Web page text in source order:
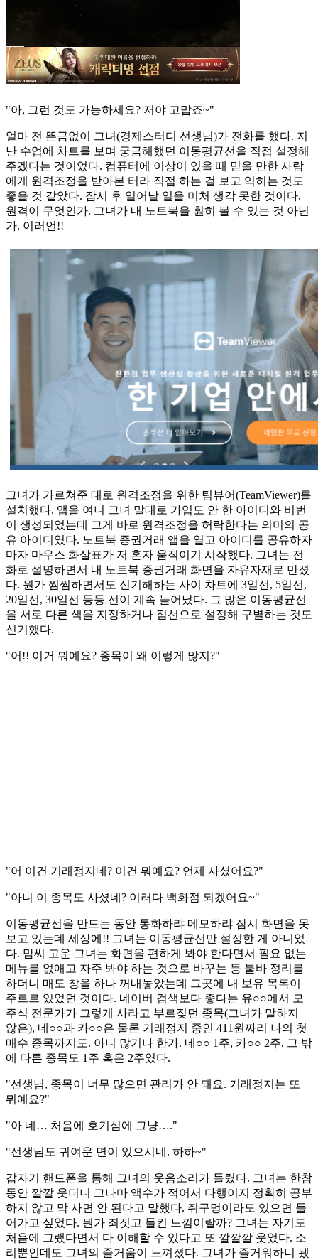
"아, 그런 것도 가능하세요? 저야 고맙죠~"
얼마 전 뜬금없이 그녀(경제스터디 선생님)가 전화를 했다. 지
난 수업에 차트를 보며 궁금해했던 이동평균선을 직접 설정해
주겠다는 것이었다. 컴퓨터에 이상이 있을 때 믿을 만한 사람
에게 원격조정을 받아본 터라 직접 하는 걸 보고 익히는 것도
좋을 것 같았다. 잠시 후 일어날 일을 미처 생각 못한 것이다.
원격이 무엇인가. 그녀가 내 노트북을 훤히 볼 수 있는 것 아닌
가. 이러언!!
그녀가 가르쳐준 대로 원격조정을 위한 팀뷰어(TeamViewer)를
설치했다. 앱을 여니 그녀 말대로 가입도 안 한 아이디와 비번
이 생성되었는데 그게 바로 원격조정을 허락한다는 의미의 공
유 아이디였다. 노트북 증권거래 앱을 열고 아이디를 공유하자
마자 마우스 화살표가 저 혼자 움직이기 시작했다. 그녀는 전
화로 설명하면서 내 노트북 증권거래 화면을 자유자재로 만졌
다. 뭔가 찜찜하면서도 신기해하는 사이 차트에 3일선, 5일선,
20일선, 30일선 등등 선이 계속 늘어났다. 그 많은 이동평균선
을 서로 다른 색을 지정하거나 점선으로 설정해 구별하는 것도
신기했다.
"어!! 이거 뭐예요? 종목이 왜 이렇게 많지?"
"어 이건 거래정지네? 이건 뭐예요? 언제 사셨어요?"
"아니 이 종목도 사셨네? 이러다 백화점 되겠어요~"
이동평균선을 만드는 동안 통화하랴 메모하랴 잠시 화면을 못
보고 있는데 세상에!! 그녀는 이동평균선만 설정한 게 아니었
다. 맘씨 고운 그녀는 화면을 편하게 봐야 한다면서 필요 없는
메뉴를 없애고 자주 봐야 하는 것으로 바꾸는 등 툴바 정리를
하더니 매도 창을 하나 꺼내놓았는데 그곳에 내 보유 목록이
주르르 있었던 것이다. 네이버 검색보다 좋다는 유○○에서 모
주식 전문가가 그렇게 사라고 부르짖던 종목(그녀가 말하지
않은), 네○○과 카○○은 물론 거래정지 중인 411원짜리 나의 첫
매수 종목까지도. 아니 많기나 한가. 네○○ 1주, 카○○ 2주, 그 밖
에 다른 종목도 1주 혹은 2주였다.
"선생님, 종목이 너무 많으면 관리가 안 돼요. 거래정지는 또
뭐예요?"
"아 네… 처음에 호기심에 그냥…."
"선생님도 귀여운 면이 있으시네. 하하~"
갑자기 핸드폰을 통해 그녀의 웃음소리가 들렸다. 그녀는 한참
동안 깔깔 웃더니 그나마 액수가 적어서 다행이지 정확히 공부
하지 않고 막 사면 안 된다고 말했다. 쥐구멍이라도 있으면 들
어가고 싶었다. 뭔가 죄짓고 들킨 느낌이랄까? 그녀는 자기도
처음에 그랬다면서 다 이해할 수 있다고 또 깔깔깔 웃었다. 소
리뿐인데도 그녀의 즐거움이 느껴졌다. 그녀가 즐거워하니 됐